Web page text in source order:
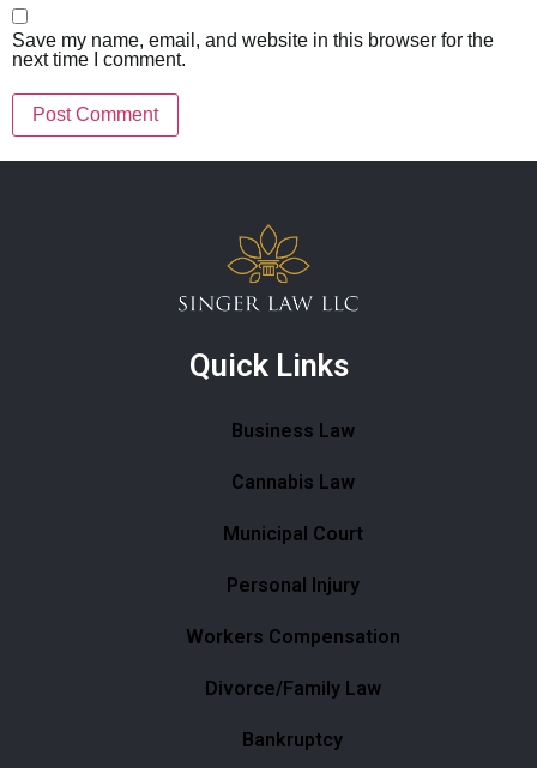
Save my name, email, and website in this browser for the
next time I comment.
Quick Links
Business Law
Cannabis Law
Municipal Court
Personal Injury
Workers Compensation
Divorce/Family Law
Bankruptcy